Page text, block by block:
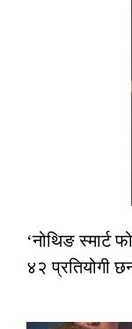
‘नोथिङ स्मार्ट
४२ प्रतियोगी